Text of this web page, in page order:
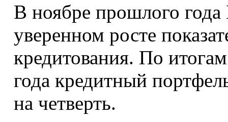
В ноябре прошлого
уверенном росте
кредитования. По
года кредитный
на четверть.